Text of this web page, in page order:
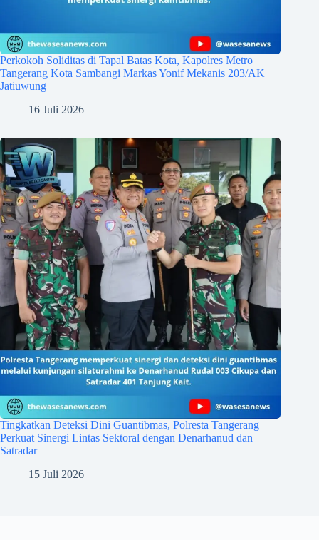
Perkokoh Soliditas di Tapal Batas Kota, Kapolres Metro
Tangerang Kota Sambangi Markas Yonif Mekanis 203/AK
Jatiuwung
16 Juli 2026
Tingkatkan Deteksi Dini Guantibmas, Polresta Tangerang
Perkuat Sinergi Lintas Sektoral dengan Denarhanud dan
Satradar
15 Juli 2026